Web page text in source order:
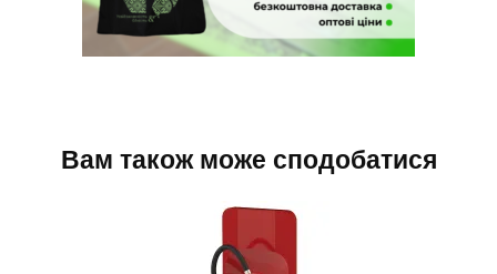
Вам також може сподобатися